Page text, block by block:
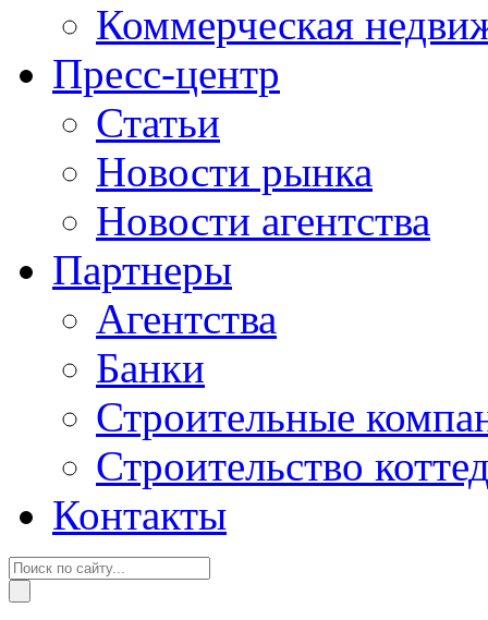
Коммерческая
Пресс-центр
Статьи
Новости рынка
Новости агентства
Партнеры
Агентства
Банки
Строительные
Строительство
Контакты